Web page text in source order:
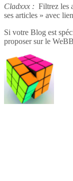
Cladxxx : Filtrez les
ses articles » avec
Si votre Blog est
proposer sur le